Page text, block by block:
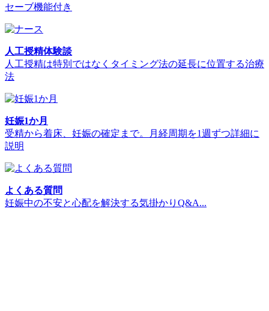
セーブ機能付き
人工授精体験談
人工授精は特別ではなくタイミング法の延長に位置する治療
法
妊娠1か月
受精から着床、妊娠の確定まで。月経周期を1週ずつ詳細に
説明
よくある質問
妊娠中の不安と心配を解決する気掛かりQ&A...